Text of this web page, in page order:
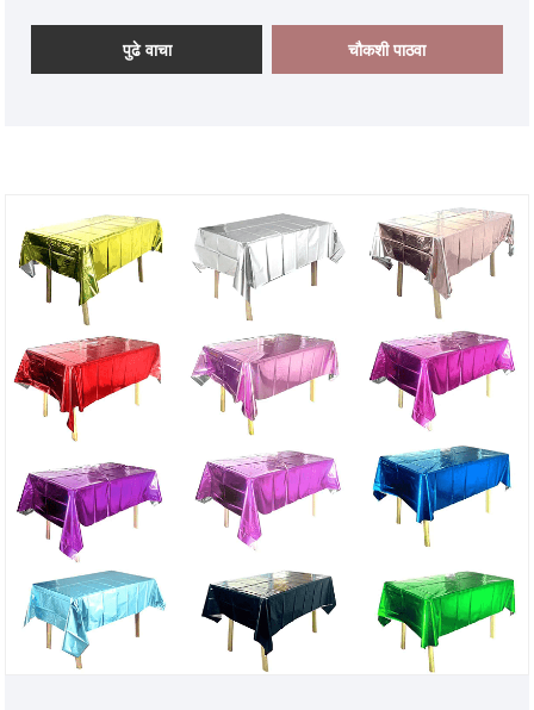
सजावटीच्या दृश्यांशी जुळले जाऊ शकते आणि सर्व वयोगटांना व्यापू
शकते. आम्ही बाजारपेठांच्या विस्तृत श्रेणीत जागतिक प्रवेशासाठी उच्च-
पुढे वाचा चौकशी पाठवा